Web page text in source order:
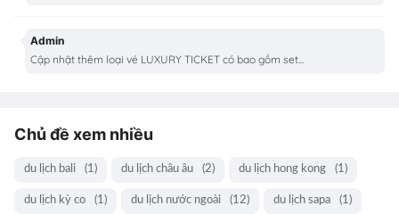
Admin
Cập nhật thêm loại vé LUXURY TICKET có bao gồm set...
Chủ đề xem nhiều
du lịch bali (1) du lịch châu âu (2) du lịch hong kong (1)
du lịch kỳ co (1) du lịch nước ngoài (12) du lịch sapa (1)